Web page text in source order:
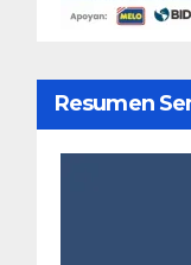
Resumen